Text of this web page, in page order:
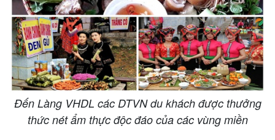
Đến Làng VHDL các DTVN du khách được thưởng
thức nét ẩm thực độc đáo của các vùng miền